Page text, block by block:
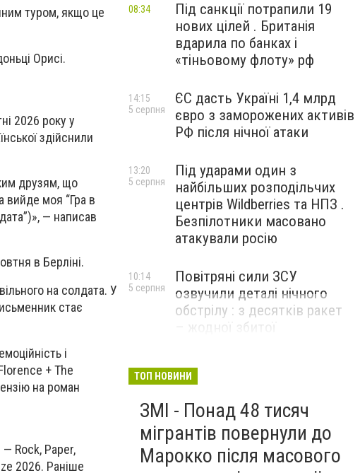
туром, якщо це
Орисі.
2026 року у
здійснили
друзям, що
моя “Гра в
— написав
в Берліні.
на солдата. У
стає
і
+ The
на роман
Rock, Paper,
2026. Раніше
Під санкції потрапили 19
нових цілей . Британія
вдарила по банках і
«тіньовому флоту» рф
08:34
ЄС дасть Україні 1,4 млрд
євро з заморожених активів
РФ після нічної атаки
14:15
5 серпня
Під ударами один з
найбільших розподільчих
центрів Wildberries та НПЗ .
Безпілотники масовано
атакували росію
13:20
5 серпня
Повітряні сили ЗСУ
озвучили деталі нічного
обстрілу : з десятків ракет
– жодної збитої
10:14
5 серпня
ТОП НОВИНИ
ЗМІ - Понад 48 тисяч
мігрантів повернули до
Марокко після масового